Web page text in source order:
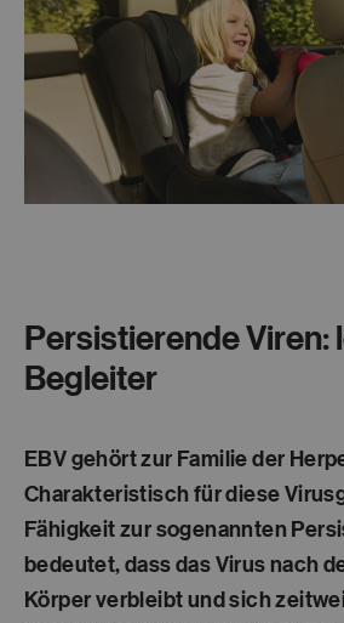
Persistierende Viren:
Begleiter
EBV gehört zur Familie der
Charakteristisch für diese
Fähigkeit zur sogenannten
bedeutet, dass das Virus nach
Körper verbleibt und sich